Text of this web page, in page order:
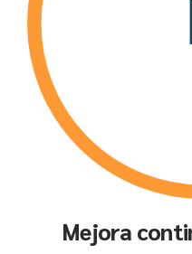
Mejora